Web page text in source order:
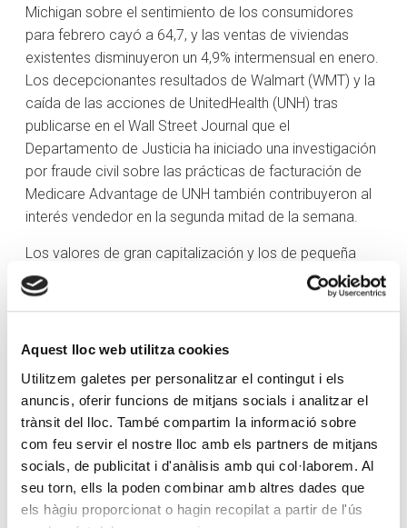
Aquest lloc web utilitza cookies
Utilitzem galetes per personalitzar el contingut i els
anuncis, oferir funcions de mitjans socials i analitzar el
trànsit del lloc. També compartim la informació sobre
com feu servir el nostre lloc amb els partners de mitjans
socials, de publicitat i d'anàlisis amb qui col·laborem. Al
seu torn, ells la poden combinar amb altres dades que
els hàgiu proporcionat o hagin recopilat a partir de l'ús
Michigan sobre el sentimiento de los consumidores
para febrero cayó a 64,7, y las ventas de viviendas
existentes disminuyeron un 4,9% intermensual en enero.
Los decepcionantes resultados de Walmart (WMT) y la
caída de las acciones de UnitedHealth (UNH) tras
publicarse en el Wall Street Journal que el
Departamento de Justicia ha iniciado una investigación
por fraude civil sobre las prácticas de facturación de
Medicare Advantage de UNH también contribuyeron al
interés vendedor en la segunda mitad de la semana.
Los valores de gran capitalización y los de pequeña
capitalización registraron los mayores descensos,
mientras que el resto del mercado aguantó un poco
pasado, mientras que el S&P 500 ponderado por igual
2000 cayó un 3,7% y el Vanguard Mega Cap Growth
ETF (MGK) registró un descenso del 2,7%. La debilidad
de los valores mega-caps llevó a los sectores de
consumo discrecional (-4,3%) y servicios de
comunicación (-3,7%) del S&P 500, que albergan
componentes megacapitalizados, a registrar los